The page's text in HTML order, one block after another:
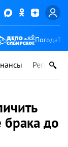
Погода
Регионы
до